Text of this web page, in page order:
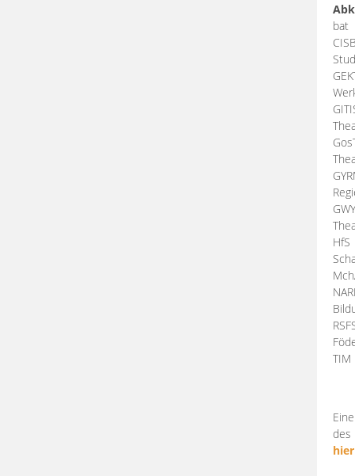
bat
HfS
des
hier